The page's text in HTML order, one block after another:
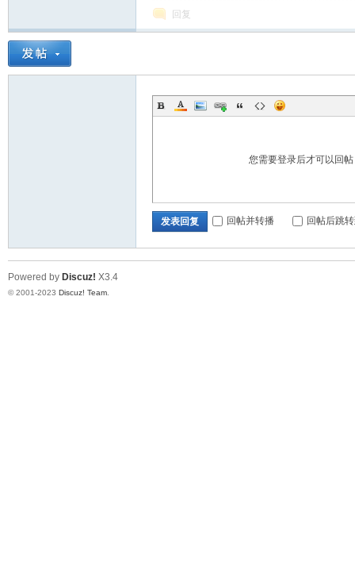
回复
您需要登录后才可以回帖
发表回复 回帖并转播 回帖后跳
Powered by Discuz! X3.4
© 2001-2023 Discuz! Team